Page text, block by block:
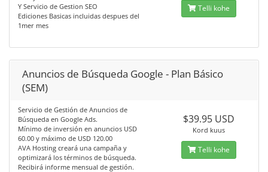
Y Servicio de Gestion SEO
Ediciones Basicas incluidas despues del
1mer mes
Telli kohe
Anuncios de Búsqueda Google - Plan Básico
(SEM)
Servicio de Gestión de Anuncios de
Búsqueda en Google Ads.
Mínimo de inversión en anuncios USD
60.00 y máximo de USD 120.00
AVA Hosting creará una campaña y
optimizará los términos de búsqueda.
Recibirá informe mensual de gestión.
$39.95 USD
Kord kuus
Telli kohe